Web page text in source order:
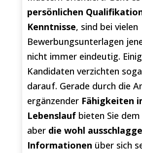
persönlichen
Kenntnisse, sind bei vielen
Bewerbungsunterlagen
nicht immer eindeutig.
Kandidaten verzichten
darauf. Gerade durch die
ergänzenderFähigkeiten
Lebenslaufbieten Sie dem
aberdie wohl
Informationen über sich